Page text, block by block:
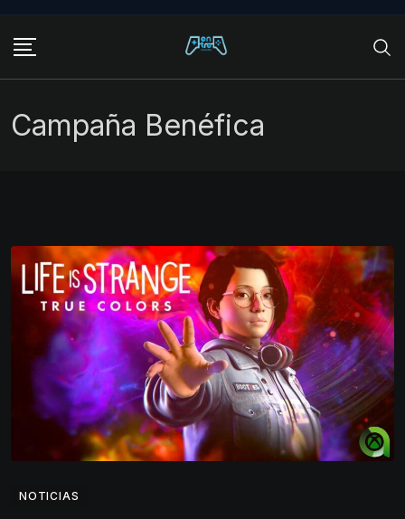
content
Campaña Benéfica
NOTICIAS